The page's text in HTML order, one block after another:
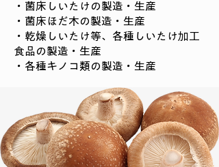
・菌床しいたけの製造・生産
・菌床ほだ木の製造・生産
・乾燥しいたけ等、各種しいたけ加工
食品の製造・生産
・各種キノコ類の製造・生産